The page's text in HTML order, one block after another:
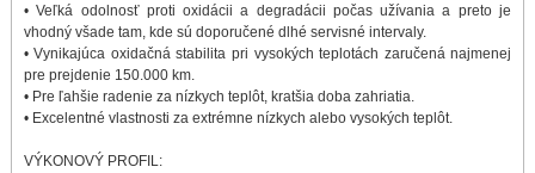
• Veľká odolnosť proti oxidácii a degradácii počas užívania a preto je
vhodný všade tam, kde sú doporučené dlhé servisné intervaly.
• Vynikajúca oxidačná stabilita pri vysokých teplotách zaručená najmenej
pre prejdenie 150.000 km.
• Pre ľahšie radenie za nízkych teplôt, kratšia doba zahriatia.
• Excelentné vlastnosti za extrémne nízkych alebo vysokých teplôt.
VÝKONOVÝ PROFIL: